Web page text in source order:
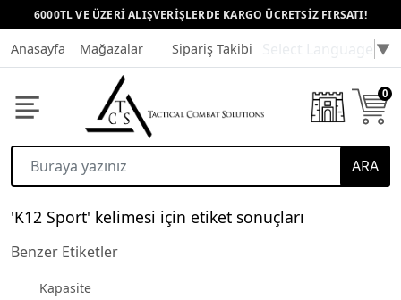
6000TL VE ÜZERİ ALIŞVERİŞLERDE KARGO ÜCRETSİZ FIRSATI!
Anasayfa Mağazalar Sipariş Takibi Müşteri Hizmetleri
▼
ARA
0
'K12 Sport' kelimesi için etiket sonuçları
Benzer Etiketler
Kapasite